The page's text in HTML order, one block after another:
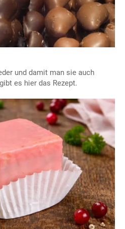
und damit man sie auch
es hier das Rezept.